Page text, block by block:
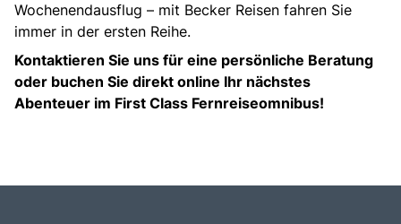
Wochenendausflug – mit Becker Reisen fahren Sie
immer in der ersten Reihe.
Kontaktieren Sie uns für eine persönliche Beratung
oder buchen Sie direkt online Ihr nächstes
Abenteuer im First Class Fernreiseomnibus!